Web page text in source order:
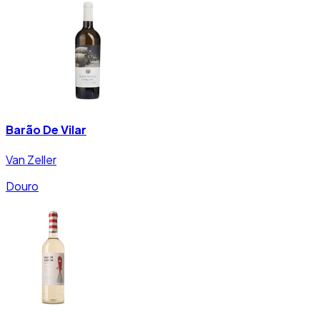
Barão De Vilar
Van Zeller
Douro